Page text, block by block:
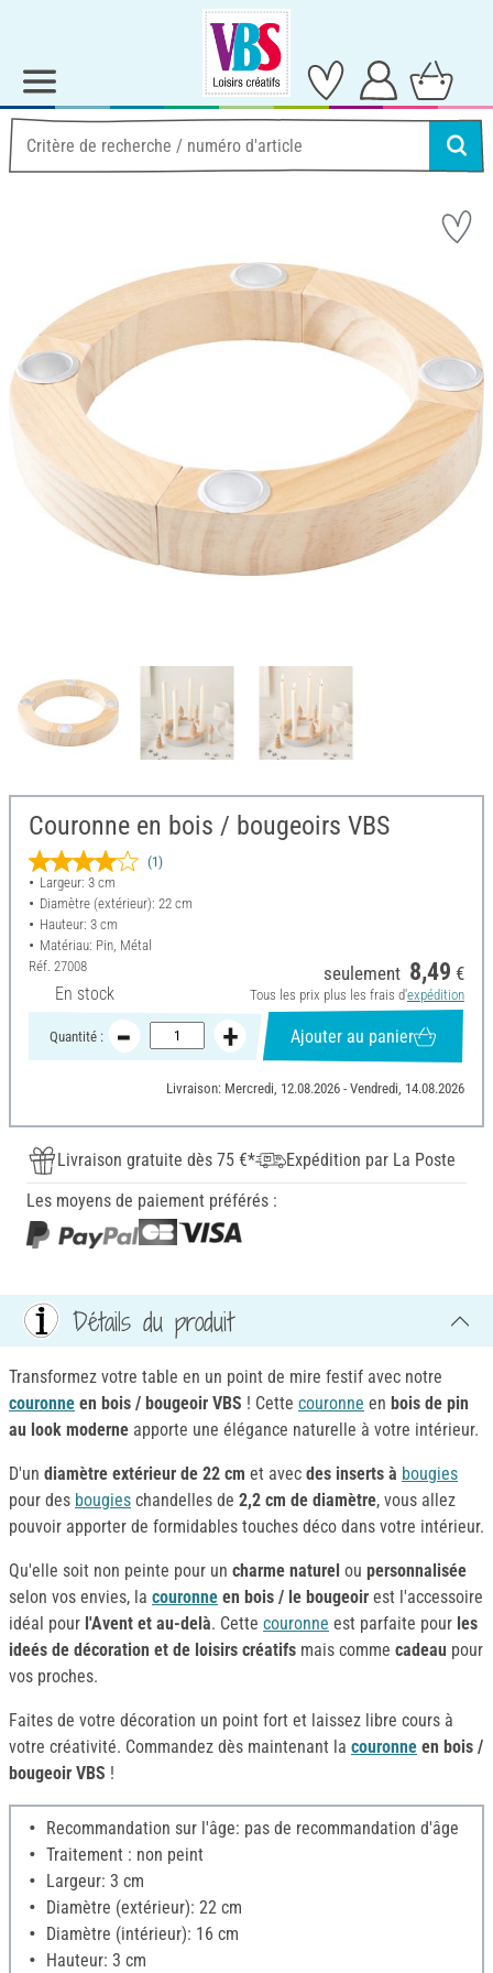
Couronne en bois / bougeoirs VBS
(1)
Largeur: 3 cm
Diamètre (extérieur): 22 cm
Hauteur: 3 cm
Matériau: Pin, Métal
Réf. 27008
En stock
seulement 8,49 €
Tous les prix plus les frais d'expédition
Quantité : Ajouter au panier
Livraison: Mercredi, 12.08.2026 - Vendredi, 14.08.2026
Livraison gratuite dès 75 €*
Expédition par La Poste
Les moyens de paiement préférés :
Détails du produit
Transformez votre table en un point de mire festif avec notre
couronne en bois / bougeoir VBS ! Cette couronne en bois de pin
au look moderne apporte une élégance naturelle à votre intérieur.
D'un diamètre extérieur de 22 cm et avec des inserts à bougies
pour des bougies chandelles de 2,2 cm de diamètre, vous allez
pouvoir apporter de formidables touches déco dans votre intérieur.
Qu'elle soit non peinte pour un charme naturel ou personnalisée
selon vos envies, la couronne en bois / le bougeoir est l'accessoire
idéal pour l'Avent et au-delà. Cette couronne est parfaite pour les
ideés de décoration et de loisirs créatifs mais comme cadeau pour
vos proches.
Faites de votre décoration un point fort et laissez libre cours à
votre créativité. Commandez dès maintenant la couronne en bois /
bougeoir VBS !
Recommandation sur l'âge: pas de recommandation d'âge
Traitement : non peint
Largeur: 3 cm
Diamètre (extérieur): 22 cm
Diamètre (intérieur): 16 cm
Hauteur: 3 cm